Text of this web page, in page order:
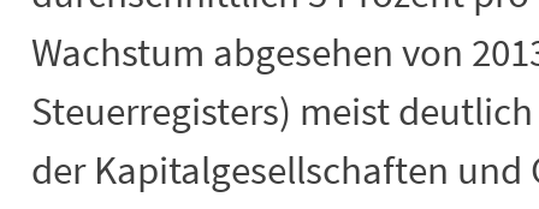
Wachstum abgesehen von
Steuerregisters) meist
der Kapitalgesellschaften und